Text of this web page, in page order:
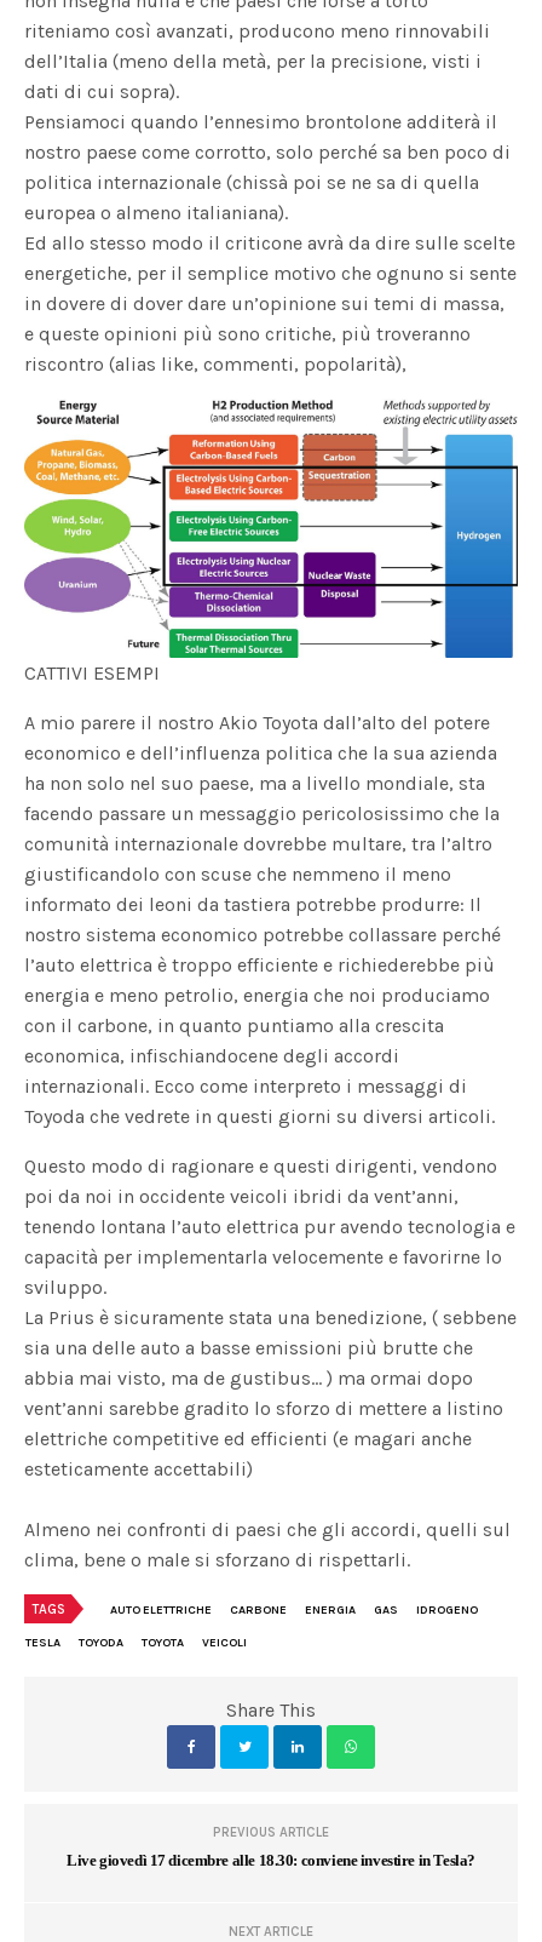
riteniamo così avanzati, producono meno rinnovabili
dell’Italia (meno della metà, per la precisione, visti i
dati di cui sopra).
Pensiamoci quando l’ennesimo brontolone additerà il
nostro paese come corrotto, solo perché sa ben poco di
politica internazionale (chissà poi se ne sa di quella
europea o almeno italianiana).
Ed allo stesso modo il criticone avrà da dire sulle scelte
energetiche, per il semplice motivo che ognuno si sente
in dovere di dover dare un’opinione sui temi di massa,
e queste opinioni più sono critiche, più troveranno
riscontro (alias like, commenti, popolarità),
CATTIVI ESEMPI
A mio parere il nostro Akio Toyota dall’alto del potere
economico e dell’influenza politica che la sua azienda
ha non solo nel suo paese, ma a livello mondiale, sta
facendo passare un messaggio pericolosissimo che la
comunità internazionale dovrebbe multare, tra l’altro
giustificandolo con scuse che nemmeno il meno
informato dei leoni da tastiera potrebbe produrre: Il
nostro sistema economico potrebbe collassare perché
l’auto elettrica è troppo efficiente e richiederebbe più
energia e meno petrolio, energia che noi produciamo
con il carbone, in quanto puntiamo alla crescita
economica, infischiandocene degli accordi
internazionali. Ecco come interpreto i messaggi di
Toyoda che vedrete in questi giorni su diversi articoli.
Questo modo di ragionare e questi dirigenti, vendono
poi da noi in occidente veicoli ibridi da vent’anni,
tenendo lontana l’auto elettrica pur avendo tecnologia e
capacità per implementarla velocemente e favorirne lo
sviluppo.
La Prius è sicuramente stata una benedizione, ( sebbene
sia una delle auto a basse emissioni più brutte che
abbia mai visto, ma de gustibus… ) ma ormai dopo
vent’anni sarebbe gradito lo sforzo di mettere a listino
elettriche competitive ed efficienti (e magari anche
esteticamente accettabili)
Almeno nei confronti di paesi che gli accordi, quelli sul
clima, bene o male si sforzano di rispettarli.
TAGS AUTO ELETTRICHE CARBONE ENERGIA GAS IDROGENO
TESLA TOYODA TOYOTA VEICOLI
Share This
PREVIOUS ARTICLE
Live giovedì 17 dicembre alle 18.30: conviene investire in Tesla?
NEXT ARTICLE